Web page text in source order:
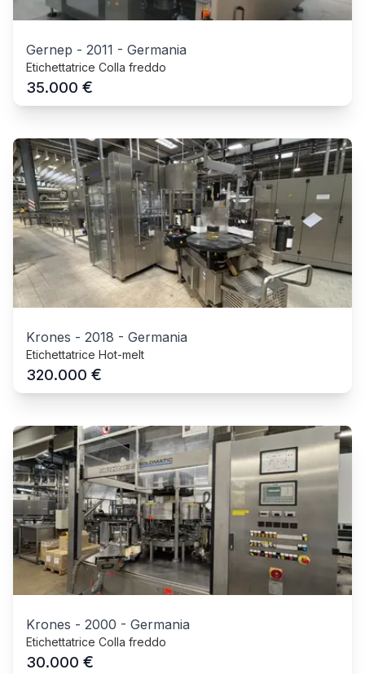
Gernep - 2011 - Germania
Etichettatrice Colla freddo
35.000 €
Krones - 2018 - Germania
Etichettatrice Hot-melt
320.000 €
Krones - 2000 - Germania
Etichettatrice Colla freddo
30.000 €